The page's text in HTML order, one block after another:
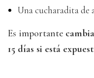
Una cucharadita de
Es importante
15 días si está